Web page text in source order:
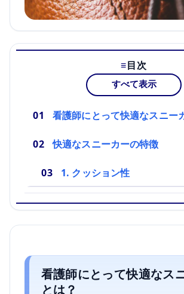
目次
すべて表示
看護師にとって快適なスニー
快適なスニーカーの特徴
1. クッション性
看護師にとって快適なス
とは？